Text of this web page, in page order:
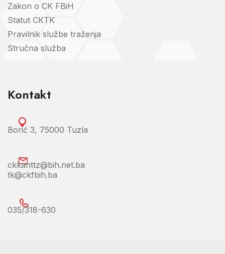
Zakon o CK FBiH
Statut CKTK
Pravilnik službe traženja
Stručna služba
Kontakt
Borić 3, 75000 Tuzla
ckkanttz@bih.net.ba
tk@ckfbih.ba
035/318-630